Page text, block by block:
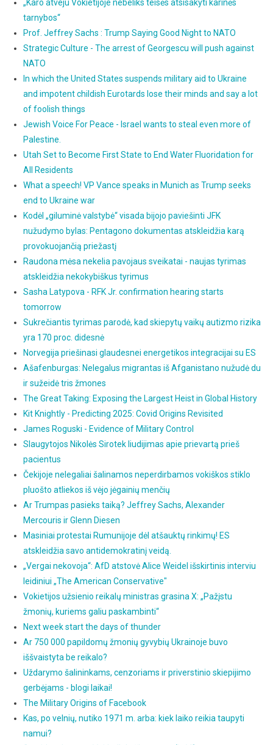
„Karo atveju Vokietijoje nebeliks teisės atsisakyti karinės
tarnybos“
Prof. Jeffrey Sachs : Trump Saying Good Night to NATO
Strategic Culture - The arrest of Georgescu will push against
NATO
In which the United States suspends military aid to Ukraine
and impotent childish Eurotards lose their minds and say a lot
of foolish things
Jewish Voice For Peace - Israel wants to steal even more of
Palestine.
Utah Set to Become First State to End Water Fluoridation for
All Residents
What a speech! VP Vance speaks in Munich as Trump seeks
end to Ukraine war
Kodėl „giluminė valstybė“ visada bijojo paviešinti JFK
nužudymo bylas: Pentagono dokumentas atskleidžia karą
provokuojančią priežastį
Raudona mėsa nekelia pavojaus sveikatai - naujas tyrimas
atskleidžia nekokybiškus tyrimus
Sasha Latypova - RFK Jr. confirmation hearing starts
tomorrow
Sukrečiantis tyrimas parodė, kad skiepytų vaikų autizmo rizika
yra 170 proc. didesnė
Norvegija priešinasi glaudesnei energetikos integracijai su ES
Ašafenburgas: Nelegalus migrantas iš Afganistano nužudė du
ir sužeidė tris žmones
The Great Taking: Exposing the Largest Heist in Global History
Kit Knightly - Predicting 2025: Covid Origins Revisited
James Roguski - Evidence of Military Control
Slaugytojos Nikolės Sirotek liudijimas apie prievartą prieš
pacientus
Čekijoje nelegaliai šalinamos neperdirbamos vokiškos stiklo
pluošto atliekos iš vėjo jėgainių menčių
Ar Trumpas pasieks taiką? Jeffrey Sachs, Alexander
Mercouris ir Glenn Diesen
Masiniai protestai Rumunijoje dėl atšauktų rinkimų! ES
atskleidžia savo antidemokratinį veidą.
„Vergai nekovoja“: AfD atstovė Alice Weidel išskirtinis interviu
leidiniui „The American Conservative"
Vokietijos užsienio reikalų ministras grasina X: „Pažįstu
žmonių, kuriems galiu paskambinti“
Next week start the days of thunder
Ar 750 000 papildomų žmonių gyvybių Ukrainoje buvo
iššvaistyta be reikalo?
Uždarymo šalininkams, cenzoriams ir priverstinio skiepijimo
gerbėjams - blogi laikai!
The Military Origins of Facebook
Kas, po velnių, nutiko 1971 m. arba: kiek laiko reikia taupyti
namui?